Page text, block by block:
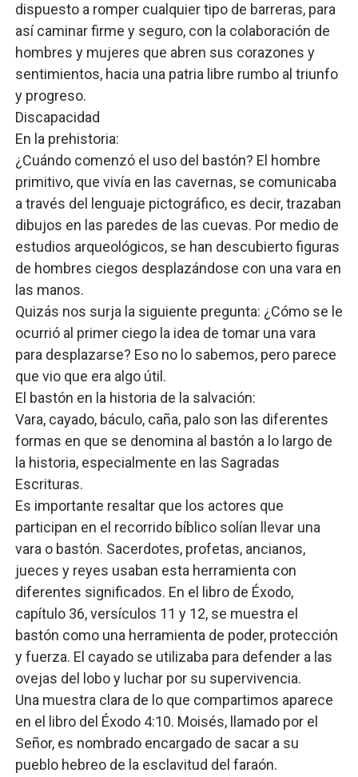
dispuesto a romper cualquier tipo de barreras, para
así caminar firme y seguro, con la colaboración de
hombres y mujeres que abren sus corazones y
sentimientos, hacia una patria libre rumbo al triunfo
y progreso.
Discapacidad
En la prehistoria:
¿Cuándo comenzó el uso del bastón? El hombre
primitivo, que vivía en las cavernas, se comunicaba
a través del lenguaje pictográfico, es decir, trazaban
dibujos en las paredes de las cuevas. Por medio de
estudios arqueológicos, se han descubierto figuras
de hombres ciegos desplazándose con una vara en
las manos.
Quizás nos surja la siguiente pregunta: ¿Cómo se le
ocurrió al primer ciego la idea de tomar una vara
para desplazarse? Eso no lo sabemos, pero parece
que vio que era algo útil.
El bastón en la historia de la salvación:
Vara, cayado, báculo, caña, palo son las diferentes
formas en que se denomina al bastón a lo largo de
la historia, especialmente en las Sagradas
Escrituras.
Es importante resaltar que los actores que
participan en el recorrido bíblico solían llevar una
vara o bastón. Sacerdotes, profetas, ancianos,
jueces y reyes usaban esta herramienta con
diferentes significados. En el libro de Éxodo,
capítulo 36, versículos 11 y 12, se muestra el
bastón como una herramienta de poder, protección
y fuerza. El cayado se utilizaba para defender a las
ovejas del lobo y luchar por su supervivencia.
Una muestra clara de lo que compartimos aparece
en el libro del Éxodo 4:10. Moisés, llamado por el
Señor, es nombrado encargado de sacar a su
pueblo hebreo de la esclavitud del faraón.